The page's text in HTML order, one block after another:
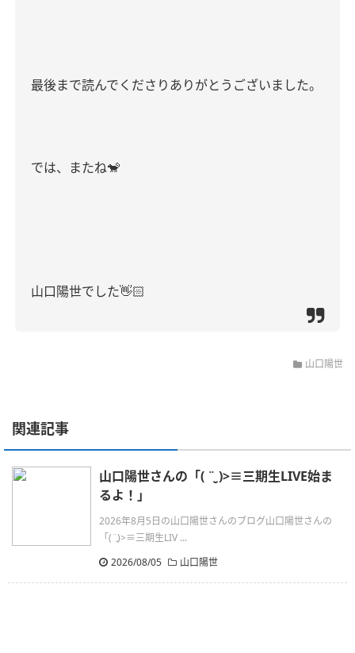
最後まで読んでくださりありがとうございました。
では、またね🐒
山口陽世でした👋🏻
山口陽世
関連記事
山口陽世さんの「( ¨̮ )>≡三期生LIVE始ま
るよ！」
2026年8月5日の山口陽世さんのブログ山口陽世さんの
「(¨̮)>≡三期生LIV ...
2026/08/05
山口陽世